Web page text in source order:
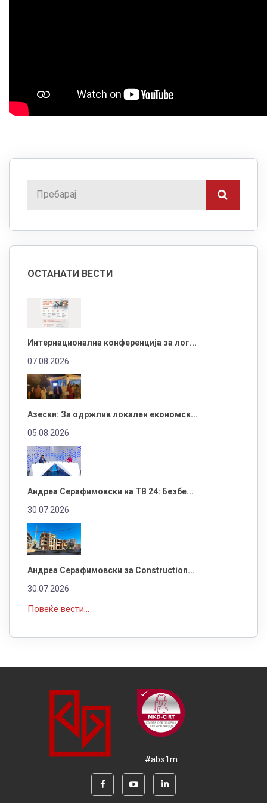
ОСТАНАТИ ВЕСТИ
Интернационална конференција за лог...
07.08.2026
Азески: За одржлив локален економск...
05.08.2026
Андреа Серафимовски на ТВ 24: Безбе...
30.07.2026
Андреа Серафимовски за Construction...
30.07.2026
Повеќе вести...
#abs1m